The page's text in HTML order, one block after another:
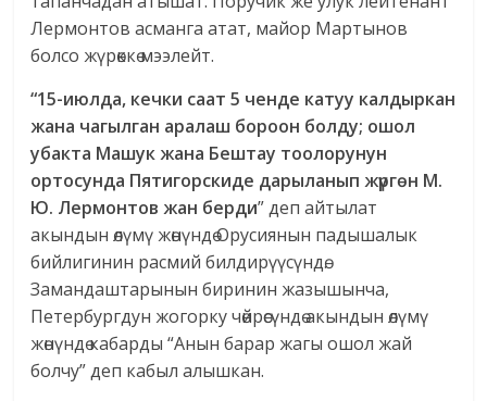
Лермонтов асманга атат, майор Мартынов
болсо жүрөккө мээлейт.
“15-июлда, кечки саат 5 ченде катуу калдыркан
жана чагылган аралаш бороон болду; ошол
убакта Машук жана Бештау тоолорунун
ортосунда Пятигорскиде дарыланып жүргөн М.
Ю. Лермонтов жан берди” деп айтылат
акындын өлүмү жөнүндө Орусиянын падышалык
бийлигинин расмий билдирүүсүндө.
Замандаштарынын биринин жазышынча,
Петербургдун жогорку чөйрөсүндө акындын өлүмү
жөнүндө кабарды “Анын барар жагы ошол жай
болчу” деп кабыл алышкан.